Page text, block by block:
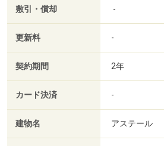
敷引・償却 -
更新料 -
契約期間 2年
カード決済 -
建物名 アステール